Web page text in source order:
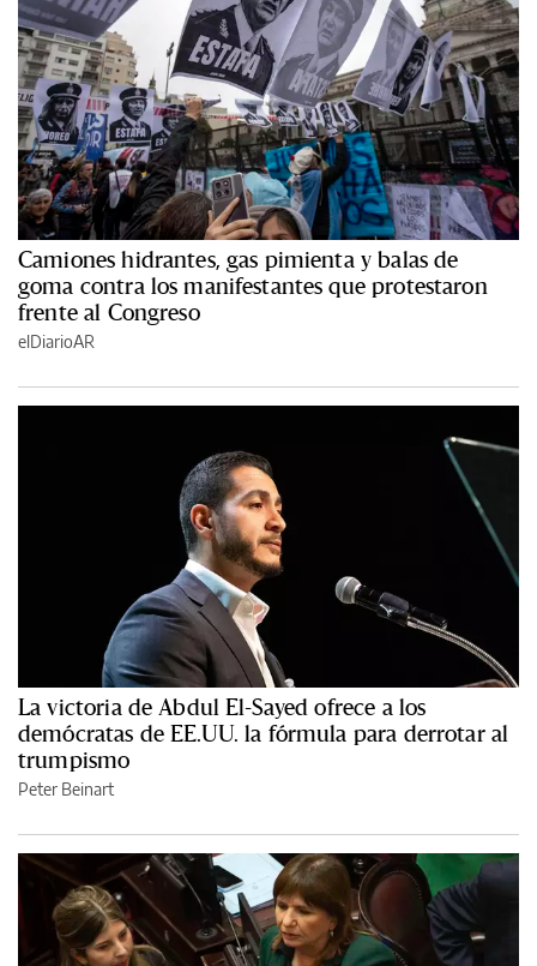
Camiones hidrantes, gas pimienta y balas de
goma contra los manifestantes que protestaron
frente al Congreso
elDiarioAR
La victoria de Abdul El-Sayed ofrece a los
demócratas de EE.UU. la fórmula para derrotar al
trumpismo
Peter Beinart